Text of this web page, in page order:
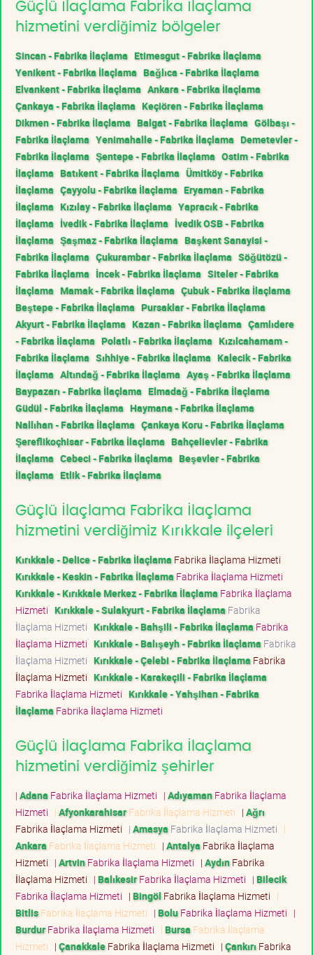
Güçlü İlaçlama Fabrika İlaçlama
hizmetini verdiğimiz bölgeler
Sincan - Fabrika İlaçlama Etimesgut - Fabrika İlaçlama
Yenikent - Fabrika İlaçlama Bağlıca - Fabrika İlaçlama
Elvankent - Fabrika İlaçlama Ankara - Fabrika İlaçlama
Çankaya - Fabrika İlaçlama Keçiören - Fabrika İlaçlama
Dikmen - Fabrika İlaçlama Balgat - Fabrika İlaçlama Gölbaşı -
Fabrika İlaçlama Yenimahalle - Fabrika İlaçlama Demetevler -
Fabrika İlaçlama Şentepe - Fabrika İlaçlama Ostim - Fabrika
İlaçlama Batıkent - Fabrika İlaçlama Ümitköy - Fabrika
İlaçlama Çayyolu - Fabrika İlaçlama Eryaman - Fabrika
İlaçlama Kızılay - Fabrika İlaçlama Yapracık - Fabrika
İlaçlama İvedik - Fabrika İlaçlama İvedik OSB - Fabrika
İlaçlama Şaşmaz - Fabrika İlaçlama Başkent Sanayisi -
Fabrika İlaçlama Çukurambar - Fabrika İlaçlama Söğütözü -
Fabrika İlaçlama İncek - Fabrika İlaçlama Siteler - Fabrika
İlaçlama Mamak - Fabrika İlaçlama Çubuk - Fabrika İlaçlama
Beştepe - Fabrika İlaçlama Pursaklar - Fabrika İlaçlama
Akyurt - Fabrika İlaçlama Kazan - Fabrika İlaçlama Çamlıdere
- Fabrika İlaçlama Polatlı - Fabrika İlaçlama Kızılcahamam -
Fabrika İlaçlama Sıhhiye - Fabrika İlaçlama Kalecik - Fabrika
İlaçlama Altındağ - Fabrika İlaçlama Ayaş - Fabrika İlaçlama
Baypazarı - Fabrika İlaçlama Elmadağ - Fabrika İlaçlama
Güdül - Fabrika İlaçlama Haymana - Fabrika İlaçlama
Nallıhan - Fabrika İlaçlama Çankaya Koru - Fabrika İlaçlama
Şereflikoçhisar - Fabrika İlaçlama Bahçelievler - Fabrika
İlaçlama Cebeci - Fabrika İlaçlama Beşevler - Fabrika
İlaçlama Etlik - Fabrika İlaçlama
Güçlü İlaçlama Fabrika İlaçlama
hizmetini verdiğimiz Kırıkkale ilçeleri
Kırıkkale - Delice - Fabrika İlaçlama Fabrika İlaçlama Hizmeti
Kırıkkale - Keskin - Fabrika İlaçlama Fabrika İlaçlama Hizmeti
Kırıkkale - Kırıkkale Merkez - Fabrika İlaçlama Fabrika İlaçlama
Hizmeti Kırıkkale - Sulakyurt - Fabrika İlaçlama Fabrika
İlaçlama Hizmeti Kırıkkale - Bahşili - Fabrika İlaçlama Fabrika
İlaçlama Hizmeti Kırıkkale - Balışeyh - Fabrika İlaçlama Fabrika
İlaçlama Hizmeti Kırıkkale - Çelebi - Fabrika İlaçlama Fabrika
İlaçlama Hizmeti Kırıkkale - Karakeçili - Fabrika İlaçlama
Fabrika İlaçlama Hizmeti Kırıkkale - Yahşihan - Fabrika
İlaçlama Fabrika İlaçlama Hizmeti
Güçlü İlaçlama Fabrika İlaçlama
hizmetini verdiğimiz şehirler
| Adana Fabrika İlaçlama Hizmeti | AdıyamanFabrika İlaçlama
Hizmeti | AfyonkarahisarFabrika İlaçlama Hizmeti | Ağrı
Fabrika İlaçlama Hizmeti | Amasya Fabrika İlaçlama Hizmeti |
Ankara Fabrika İlaçlama Hizmeti | Antalya Fabrika İlaçlama
Hizmeti | ArtvinFabrika İlaçlama Hizmeti | AydınFabrika
İlaçlama Hizmeti | BalıkesirFabrika İlaçlama Hizmeti | Bilecik
Fabrika İlaçlama Hizmeti | Bingöl Fabrika İlaçlama Hizmeti |
BitlisFabrika İlaçlama Hizmeti | BoluFabrika İlaçlama Hizmeti |
BurdurFabrika İlaçlama Hizmeti | Bursa Fabrika İlaçlama
Hizmeti | ÇanakkaleFabrika İlaçlama Hizmeti | Çankırı Fabrika